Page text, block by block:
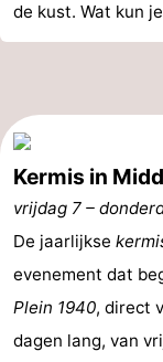
en
Evenementen
Forum
-
Nieuws
de kust. Wat kun
Kermis in
vrijdag 7 –
De jaarlijkse
evenement dat
Plein 1940, direct
dagen lang, van